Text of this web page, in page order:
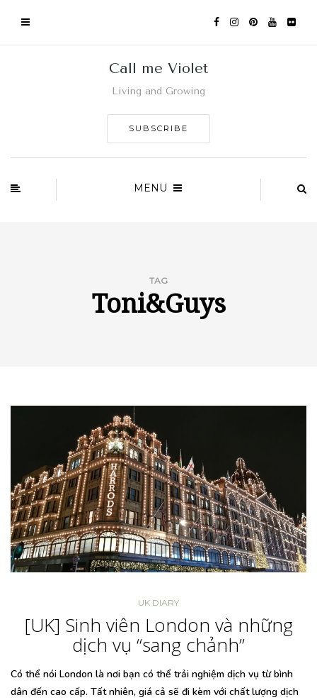
Call me Violet
Living and Growing
SUBSCRIBE
MENU
TAG
Toni&Guys
UK DIARY
[UK] Sinh viên London và những
dịch vụ “sang chảnh”
Có thể nói London là nơi bạn có thể trải nghiệm dịch vụ từ bình
dân đến cao cấp. Tất nhiên, giá cả sẽ đi kèm với chất lượng dịch